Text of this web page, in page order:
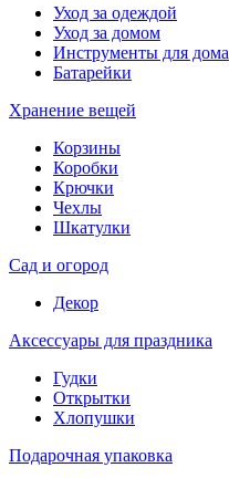
Уход за одеждой
Уход за домом
Инструменты для дома
Батарейки
Хранение вещей
Корзины
Коробки
Крючки
Чехлы
Шкатулки
Сад и огород
Декор
Аксессуары для праздника
Гудки
Открытки
Хлопушки
Подарочная упаковка